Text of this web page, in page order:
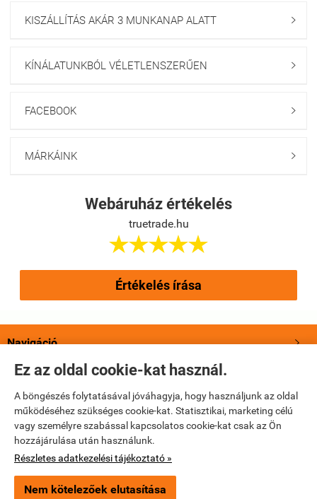
Ez az oldal cookie-kat használ.
A böngészés folytatásával jóváhagyja, hogy használjunk az oldal
működéséhez szükséges cookie-kat. Statisztikai, marketing célú
vagy személyre szabással kapcsolatos cookie-kat csak az Ön
hozzájárulása után használunk.
Részletes adatkezelési tájékoztató »
Nem kötelezőek elutasítása
KISZÁLLÍTÁS AKÁR 3 MUNKANAP ALATT 
KÍNÁLATUNKBÓL VÉLETLENSZERŰEN 
FACEBOOK 
MÁRKÁINK 
Webáruház értékelés
truetrade.hu

Értékelés írása
Navigáció 
Saját fiók
Bemutatkozás
Elérhetőségek